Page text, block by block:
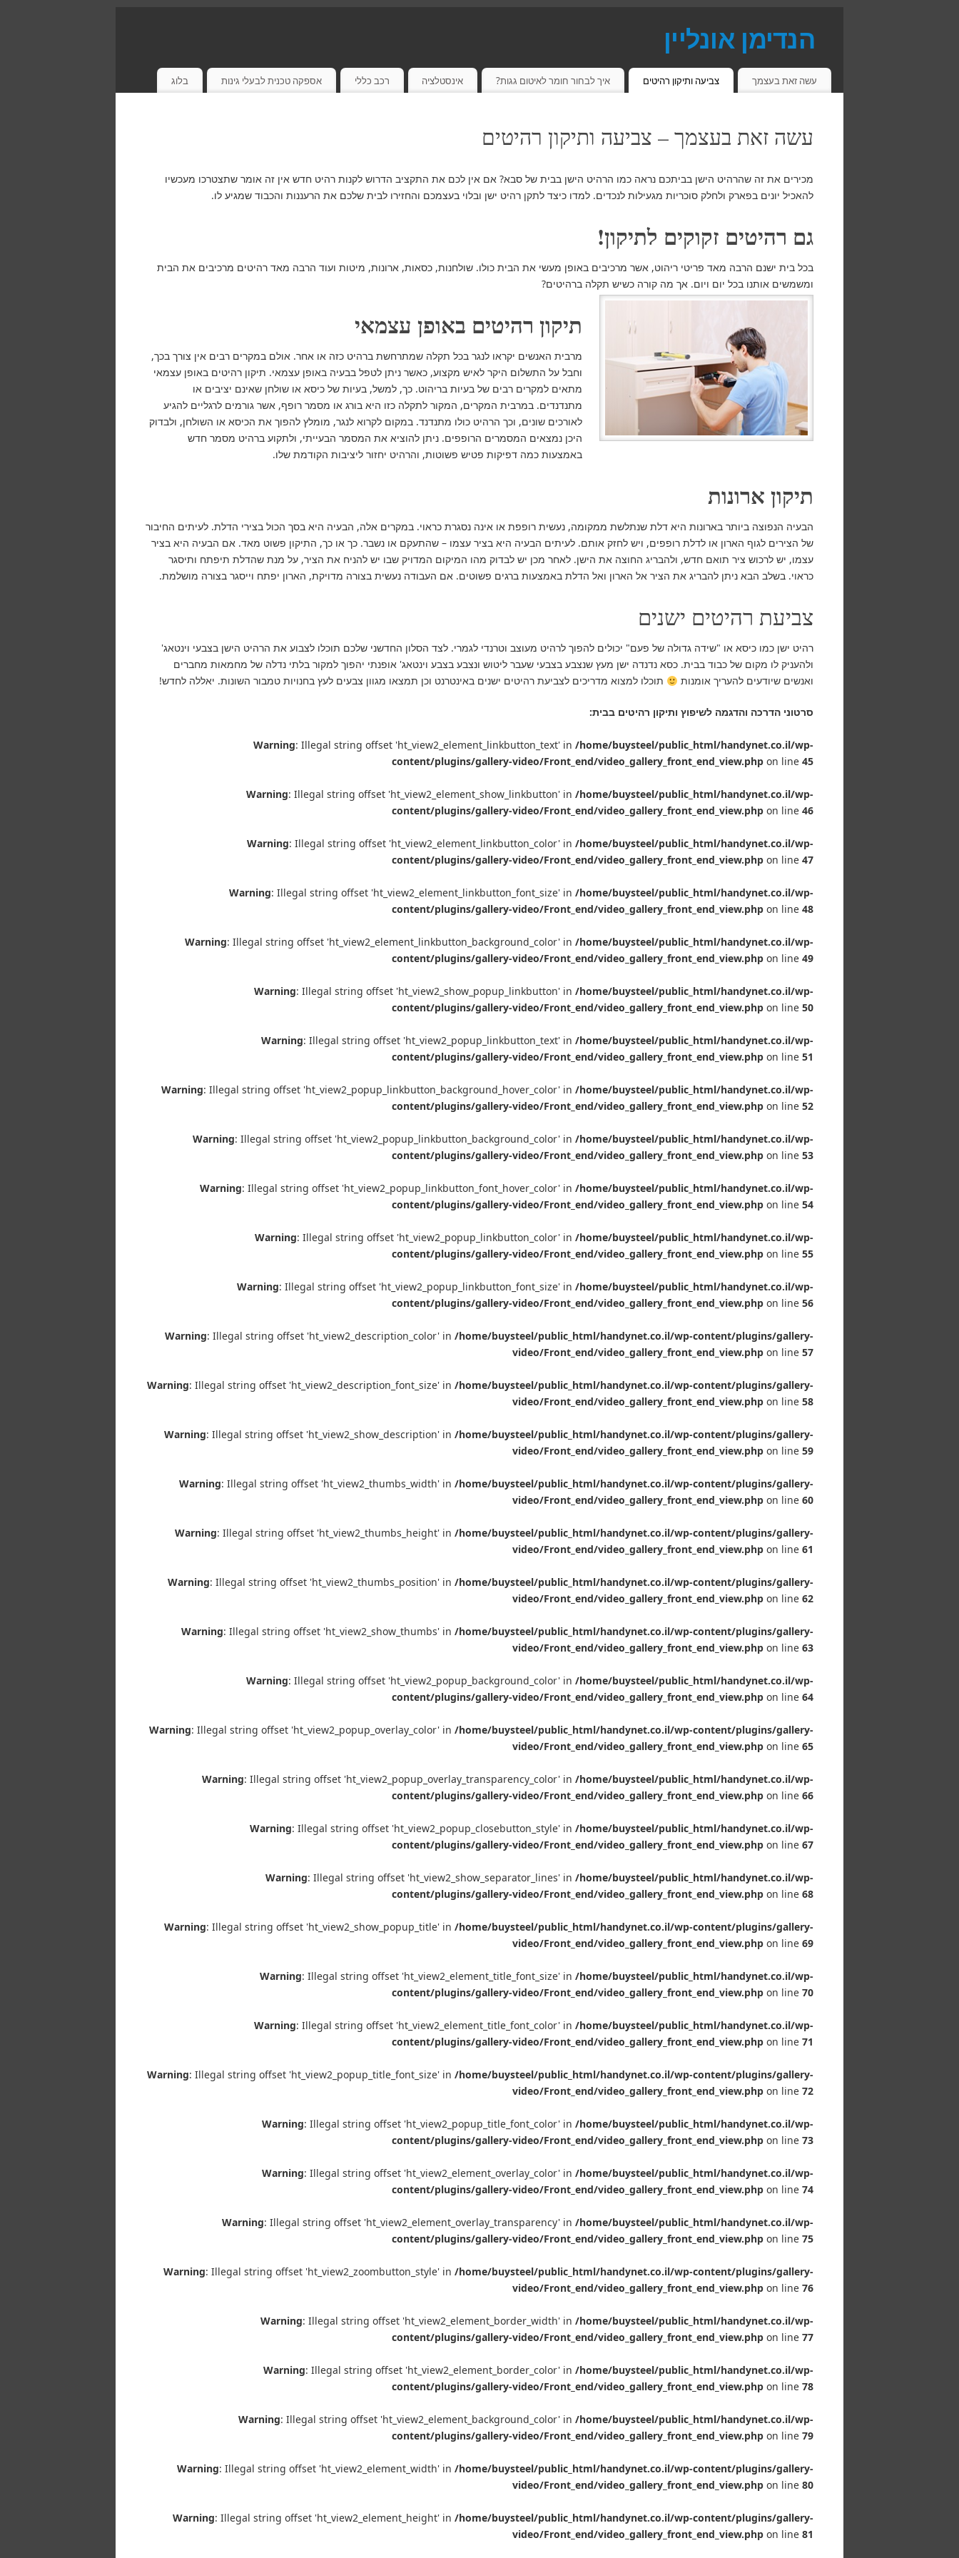
הנדימן אונליין
עשה זאת בעצמך צביעה ותיקון רהיטים איך לבחור חומר לאיטום גגות? אינסטלציה רכב כללי אספקה טכנית לבעלי גינות בלוג
עשה זאת בעצמך – צביעה ותיקון רהיטים
מכירים את זה שהרהיט הישן בביתכם נראה כמו הרהיט הישן בבית של סבא? אם אין לכם את התקציב הדרוש לקנות רהיט חדש אין זה אומר שתצטרכו מעכשיו
להאכיל יונים בפארק ולחלק סוכריות מגעילות לנכדים. למדו כיצד לתקן רהיט ישן ובלוי בעצמכם והחזירו לבית שלכם את הרעננות והכבוד שמגיע לו.
גם רהיטים זקוקים לתיקון!
בכל בית ישנם הרבה מאד פריטי ריהוט, אשר מרכיבים באופן מעשי את הבית כולו. שולחנות, כסאות, ארונות, מיטות ועוד הרבה מאד רהיטים מרכיבים את הבית
ומשמשים אותנו בכל יום ויום. אך מה קורה כשיש תקלה ברהיטים?
תיקון רהיטים באופן עצמאי
מרבית האנשים יקראו לנגר בכל תקלה שמתרחשת ברהיט כזה או אחר. אולם במקרים רבים אין צורך בכך,
וחבל על התשלום היקר לאיש מקצוע, כאשר ניתן לטפל בבעיה באופן עצמאי. תיקון רהיטים באופן עצמאי
מתאים למקרים רבים של בעיות בריהוט. כך, למשל, בעיות של כיסא או שולחן שאינם יציבים או
מתנדנדים. במרבית המקרים, המקור לתקלה כזו היא בורג או מסמר רופף, אשר גורמים לרגליים להגיע
לאורכים שונים, וכך הרהיט כולו מתנדנד. במקום לקרוא לנגר, מומלץ להפוך את הכיסא או השולחן, ולבדוק
היכן נמצאים המסמרים הרופפים. ניתן להוציא את המסמר הבעייתי, ולתקוע ברהיט מסמר חדש
באמצעות כמה דפיקות פטיש פשוטות, והרהיט יחזור ליציבות הקודמת שלו.
תיקון ארונות
הבעיה הנפוצה ביותר בארונות היא דלת שנתלשת ממקומה, נעשית רופפת או אינה נסגרת כראוי. במקרים אלה, הבעיה היא בסך הכול בצירי הדלת. לעיתים החיבור
של הצירים לגוף הארון או לדלת רופפים, ויש לחזק אותם. לעיתים הבעיה היא בציר עצמו – שהתעקם או נשבר. כך או כך, התיקון פשוט מאד. אם הבעיה היא בציר
עצמו, יש לרכוש ציר תואם חדש, ולהבריג החוצה את הישן. לאחר מכן יש לבדוק מהו המיקום המדויק שבו יש להניח את הציר, על מנת שהדלת תיפתח ותיסגר
כראוי. בשלב הבא ניתן להבריג את הציר אל הארון ואל הדלת באמצעות ברגים פשוטים. אם העבודה נעשית בצורה מדויקת, הארון יפתח וייסגר בצורה מושלמת.
צביעת רהיטים ישנים
רהיט ישן כמו כיסא או "שידה גדולה של פעם" יכולים להפוך לרהיט מעוצב וטרנדי לגמרי. לצד הסלון החדשני שלכם תוכלו לצבוע את הרהיט הישן בצבעי וינטאג'
ולהעניק לו מקום של כבוד בבית. כסא נדנדה ישן מעץ שנצבע בצבעי שעבר ליטוש ונצבע בצבע וינטאג' אופנתי יהפוך למקור בלתי נדלה של מחמאות מחברים
ואנשים שיודעים להעריך אומנות
תוכלו למצוא מדריכים לצביעת רהיטים ישנים באינטרנט וכן תמצאו מגוון צבעים לעץ בחנויות טמבור השונות. יאללה לחדש!
סרטוני הדרכה והדגמה לשיפוץ ותיקון רהיטים בבית:
Warning: Illegal string offset 'ht_view2_element_linkbutton_text' in /home/buysteel/public_html/handynet.co.il/wp-
content/plugins/gallery-video/Front_end/video_gallery_front_end_view.php on line 45
Warning: Illegal string offset 'ht_view2_element_show_linkbutton' in /home/buysteel/public_html/handynet.co.il/wp-
content/plugins/gallery-video/Front_end/video_gallery_front_end_view.php on line 46
Warning: Illegal string offset 'ht_view2_element_linkbutton_color' in /home/buysteel/public_html/handynet.co.il/wp-
content/plugins/gallery-video/Front_end/video_gallery_front_end_view.php on line 47
Warning: Illegal string offset 'ht_view2_element_linkbutton_font_size' in /home/buysteel/public_html/handynet.co.il/wp-
content/plugins/gallery-video/Front_end/video_gallery_front_end_view.php on line 48
Warning: Illegal string offset 'ht_view2_element_linkbutton_background_color' in /home/buysteel/public_html/handynet.co.il/wp-
content/plugins/gallery-video/Front_end/video_gallery_front_end_view.php on line 49
Warning: Illegal string offset 'ht_view2_show_popup_linkbutton' in /home/buysteel/public_html/handynet.co.il/wp-
content/plugins/gallery-video/Front_end/video_gallery_front_end_view.php on line 50
Warning: Illegal string offset 'ht_view2_popup_linkbutton_text' in /home/buysteel/public_html/handynet.co.il/wp-
content/plugins/gallery-video/Front_end/video_gallery_front_end_view.php on line 51
Warning: Illegal string offset 'ht_view2_popup_linkbutton_background_hover_color' in /home/buysteel/public_html/handynet.co.il/wp-
content/plugins/gallery-video/Front_end/video_gallery_front_end_view.php on line 52
Warning: Illegal string offset 'ht_view2_popup_linkbutton_background_color' in /home/buysteel/public_html/handynet.co.il/wp-
content/plugins/gallery-video/Front_end/video_gallery_front_end_view.php on line 53
Warning: Illegal string offset 'ht_view2_popup_linkbutton_font_hover_color' in /home/buysteel/public_html/handynet.co.il/wp-
content/plugins/gallery-video/Front_end/video_gallery_front_end_view.php on line 54
Warning: Illegal string offset 'ht_view2_popup_linkbutton_color' in /home/buysteel/public_html/handynet.co.il/wp-
content/plugins/gallery-video/Front_end/video_gallery_front_end_view.php on line 55
Warning: Illegal string offset 'ht_view2_popup_linkbutton_font_size' in /home/buysteel/public_html/handynet.co.il/wp-
content/plugins/gallery-video/Front_end/video_gallery_front_end_view.php on line 56
Warning: Illegal string offset 'ht_view2_description_color' in /home/buysteel/public_html/handynet.co.il/wp-content/plugins/gallery-
video/Front_end/video_gallery_front_end_view.php on line 57
Warning: Illegal string offset 'ht_view2_description_font_size' in /home/buysteel/public_html/handynet.co.il/wp-content/plugins/gallery-
video/Front_end/video_gallery_front_end_view.php on line 58
Warning: Illegal string offset 'ht_view2_show_description' in /home/buysteel/public_html/handynet.co.il/wp-content/plugins/gallery-
video/Front_end/video_gallery_front_end_view.php on line 59
Warning: Illegal string offset 'ht_view2_thumbs_width' in /home/buysteel/public_html/handynet.co.il/wp-content/plugins/gallery-
video/Front_end/video_gallery_front_end_view.php on line 60
Warning: Illegal string offset 'ht_view2_thumbs_height' in /home/buysteel/public_html/handynet.co.il/wp-content/plugins/gallery-
video/Front_end/video_gallery_front_end_view.php on line 61
Warning: Illegal string offset 'ht_view2_thumbs_position' in /home/buysteel/public_html/handynet.co.il/wp-content/plugins/gallery-
video/Front_end/video_gallery_front_end_view.php on line 62
Warning: Illegal string offset 'ht_view2_show_thumbs' in /home/buysteel/public_html/handynet.co.il/wp-content/plugins/gallery-
video/Front_end/video_gallery_front_end_view.php on line 63
Warning: Illegal string offset 'ht_view2_popup_background_color' in /home/buysteel/public_html/handynet.co.il/wp-
content/plugins/gallery-video/Front_end/video_gallery_front_end_view.php on line 64
Warning: Illegal string offset 'ht_view2_popup_overlay_color' in /home/buysteel/public_html/handynet.co.il/wp-content/plugins/gallery-
video/Front_end/video_gallery_front_end_view.php on line 65
Warning: Illegal string offset 'ht_view2_popup_overlay_transparency_color' in /home/buysteel/public_html/handynet.co.il/wp-
content/plugins/gallery-video/Front_end/video_gallery_front_end_view.php on line 66
Warning: Illegal string offset 'ht_view2_popup_closebutton_style' in /home/buysteel/public_html/handynet.co.il/wp-
content/plugins/gallery-video/Front_end/video_gallery_front_end_view.php on line 67
Warning: Illegal string offset 'ht_view2_show_separator_lines' in /home/buysteel/public_html/handynet.co.il/wp-
content/plugins/gallery-video/Front_end/video_gallery_front_end_view.php on line 68
Warning: Illegal string offset 'ht_view2_show_popup_title' in /home/buysteel/public_html/handynet.co.il/wp-content/plugins/gallery-
video/Front_end/video_gallery_front_end_view.php on line 69
Warning: Illegal string offset 'ht_view2_element_title_font_size' in /home/buysteel/public_html/handynet.co.il/wp-
content/plugins/gallery-video/Front_end/video_gallery_front_end_view.php on line 70
Warning: Illegal string offset 'ht_view2_element_title_font_color' in /home/buysteel/public_html/handynet.co.il/wp-
content/plugins/gallery-video/Front_end/video_gallery_front_end_view.php on line 71
Warning: Illegal string offset 'ht_view2_popup_title_font_size' in /home/buysteel/public_html/handynet.co.il/wp-content/plugins/gallery-
video/Front_end/video_gallery_front_end_view.php on line 72
Warning: Illegal string offset 'ht_view2_popup_title_font_color' in /home/buysteel/public_html/handynet.co.il/wp-
content/plugins/gallery-video/Front_end/video_gallery_front_end_view.php on line 73
Warning: Illegal string offset 'ht_view2_element_overlay_color' in /home/buysteel/public_html/handynet.co.il/wp-
content/plugins/gallery-video/Front_end/video_gallery_front_end_view.php on line 74
Warning: Illegal string offset 'ht_view2_element_overlay_transparency' in /home/buysteel/public_html/handynet.co.il/wp-
content/plugins/gallery-video/Front_end/video_gallery_front_end_view.php on line 75
Warning: Illegal string offset 'ht_view2_zoombutton_style' in /home/buysteel/public_html/handynet.co.il/wp-content/plugins/gallery-
video/Front_end/video_gallery_front_end_view.php on line 76
Warning: Illegal string offset 'ht_view2_element_border_width' in /home/buysteel/public_html/handynet.co.il/wp-
content/plugins/gallery-video/Front_end/video_gallery_front_end_view.php on line 77
Warning: Illegal string offset 'ht_view2_element_border_color' in /home/buysteel/public_html/handynet.co.il/wp-
content/plugins/gallery-video/Front_end/video_gallery_front_end_view.php on line 78
Warning: Illegal string offset 'ht_view2_element_background_color' in /home/buysteel/public_html/handynet.co.il/wp-
content/plugins/gallery-video/Front_end/video_gallery_front_end_view.php on line 79
Warning: Illegal string offset 'ht_view2_element_width' in /home/buysteel/public_html/handynet.co.il/wp-content/plugins/gallery-
video/Front_end/video_gallery_front_end_view.php on line 80
Warning: Illegal string offset 'ht_view2_element_height' in /home/buysteel/public_html/handynet.co.il/wp-content/plugins/gallery-
video/Front_end/video_gallery_front_end_view.php on line 81